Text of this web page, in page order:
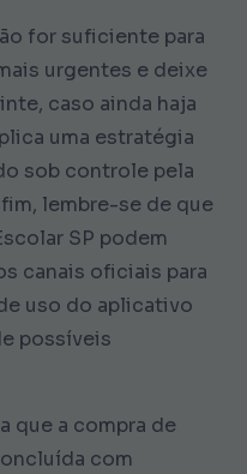
for suficiente para
urgentes e deixe
caso ainda haja
uma estratégia
sob controle pela
lembre-se de que
SP podem
canais oficiais para
uso do aplicativo
possíveis
que a compra de
com